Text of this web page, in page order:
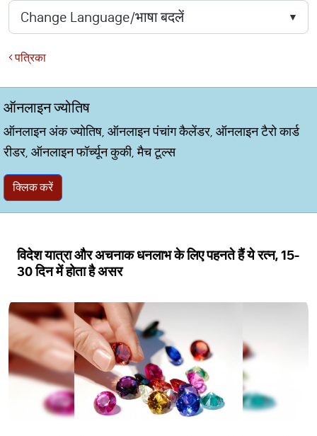
पत्रिका
ऑनलाइन ज्योतिष
ऑनलाइन अंक ज्योतिष, ऑनलाइन पंचांग कैलेंडर, ऑनलाइन टैरो कार्ड
रीडर, ऑनलाइन फॉर्च्यून कुकी, मैच टूल्स
क्लिक करें
विदेश यात्रा और अचनाक धनलाभ के लिए पहनते हैं ये रत्न, 15-
30 दिन में होता है असर